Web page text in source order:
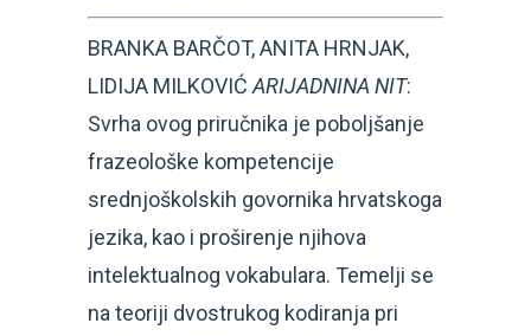
BRANKA BARČOT, ANITA HRNJAK,
LIDIJA MILKOVIĆ ARIJADNINA NIT:
Svrha ovog priručnika je poboljšanje
frazeološke kompetencije
srednjoškolskih govornika hrvatskoga
jezika, kao i proširenje njihova
intelektualnog vokabulara. Temelji se
na teoriji dvostrukog kodiranja pri